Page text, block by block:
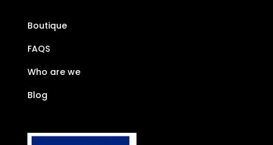
Boutique
FAQS
Who are we
Blog